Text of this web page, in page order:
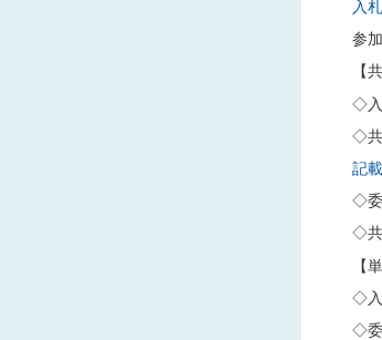
入
参
【
◇入
◇共
記
◇委
◇共
【
◇入
◇委